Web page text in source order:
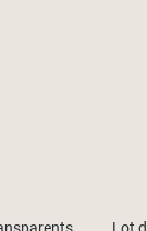
Lot